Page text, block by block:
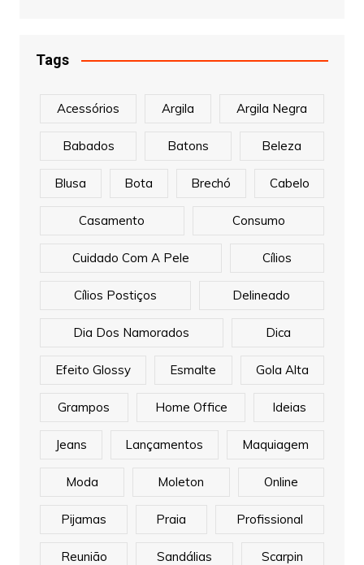
Tags
Acessórios Argila Argila Negra
Babados Batons Beleza
Blusa Bota Brechó Cabelo
Casamento Consumo
Cuidado Com A Pele Cílios
Cílios Postiços Delineado
Dia Dos Namorados Dica
Efeito Glossy Esmalte Gola Alta
Grampos Home Office Ideias
Jeans Lançamentos Maquiagem
Moda Moleton Online
Pijamas Praia Profissional
Reunião Sandálias Scarpin